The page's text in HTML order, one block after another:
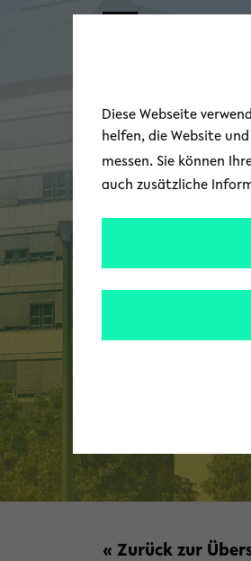
Skip to main content
« Zurück zur
Diese Webseite
helfen, die Website
messen. Sie können
auch zusätzliche